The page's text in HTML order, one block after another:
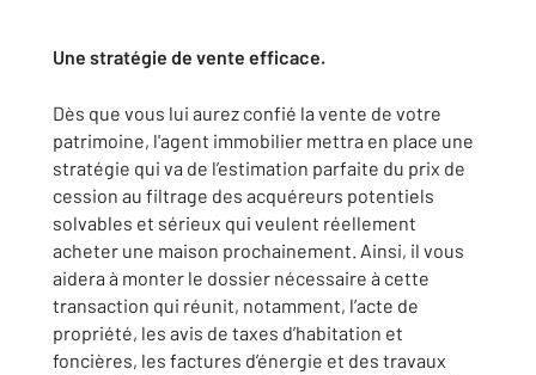
Une stratégie de vente efficace.
Dès que vous lui aurez confié la vente de votre
patrimoine, l'agent immobilier mettra en place une
stratégie qui va de l’estimation parfaite du prix de
cession au filtrage des acquéreurs potentiels
solvables et sérieux qui veulent réellement
acheter une maison prochainement. Ainsi, il vous
aidera à monter le dossier nécessaire à cette
transaction qui réunit, notamment, l’acte de
propriété, les avis de taxes d’habitation et
foncières, les factures d’énergie et des travaux